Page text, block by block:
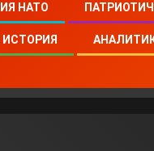
НАТО
ИСТОРИЯ